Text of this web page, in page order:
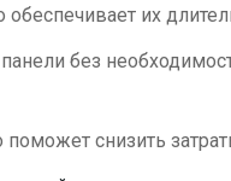
их
без
снизить